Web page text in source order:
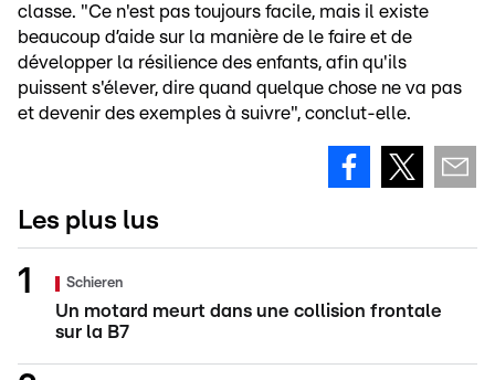
classe. "Ce n'est pas toujours facile, mais il existe
beaucoup d’aide sur la manière de le faire et de
développer la résilience des enfants, afin qu'ils
puissent s'élever, dire quand quelque chose ne va pas
et devenir des exemples à suivre", conclut-elle.
Les plus lus
Schieren
Un motard meurt dans une collision frontale
sur la B7